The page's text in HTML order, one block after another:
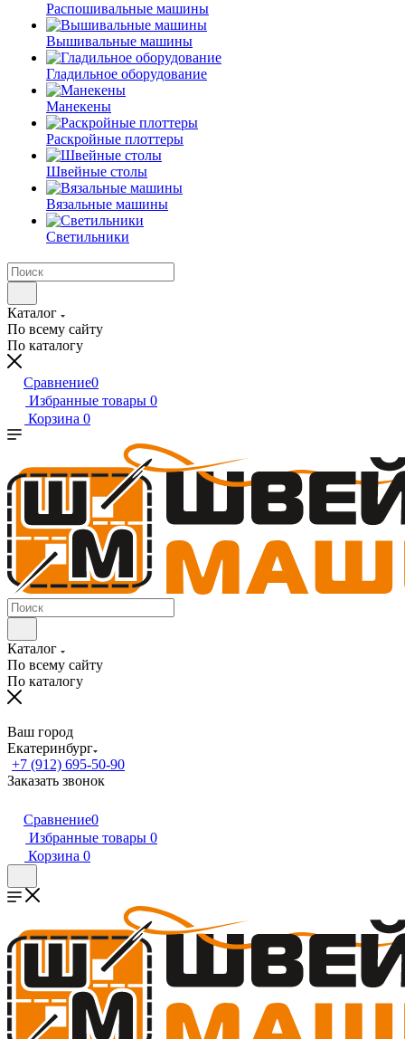
Распошивальные машины
Вышивальные машины
Гладильное оборудование
Манекены
Раскройные плоттеры
Швейные столы
Вязальные машины
Светильники
Каталог
По всему сайту
По каталогу
Сравнение0
Избранные товары 0
Корзина 0
Каталог
По всему сайту
По каталогу
Ваш город
Екатеринбург
+7 (912) 695-50-90
Заказать звонок
Сравнение0
Избранные товары 0
Корзина 0